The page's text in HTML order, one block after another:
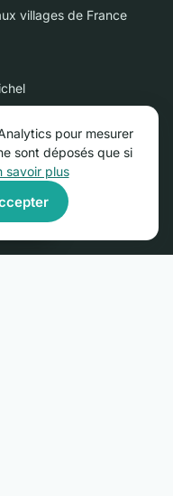
villages de France
France
pour mesurer
sont déposés que si
savoir plus